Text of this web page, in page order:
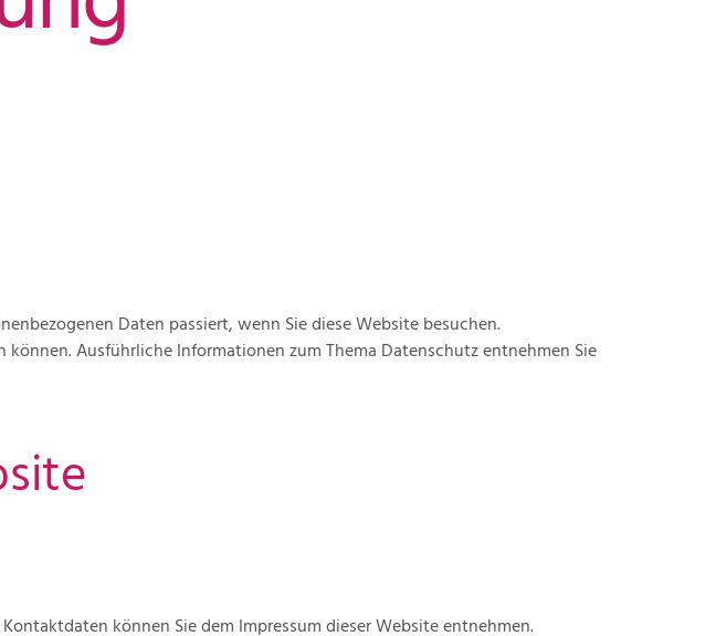
Daten passiert, wenn Sie diese Website besuchen.
Ausführliche Informationen zum Thema Datenschutz entnehmen Sie
können Sie dem Impressum dieser Website entnehmen.